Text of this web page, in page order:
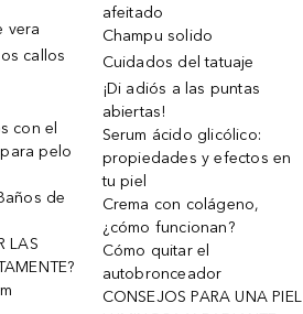
vera
callos
con el
pelo
de
LAS
afeitado
Champu solido
Cuidados del tatuaje
¡Di adiós a las puntas
abiertas!
Serum ácido glicólico:
propiedades y efectos en
tu piel
Crema con colágeno,
¿cómo funcionan?
Cómo quitar el
autobronceador
CONSEJOS PARA UNA PIEL